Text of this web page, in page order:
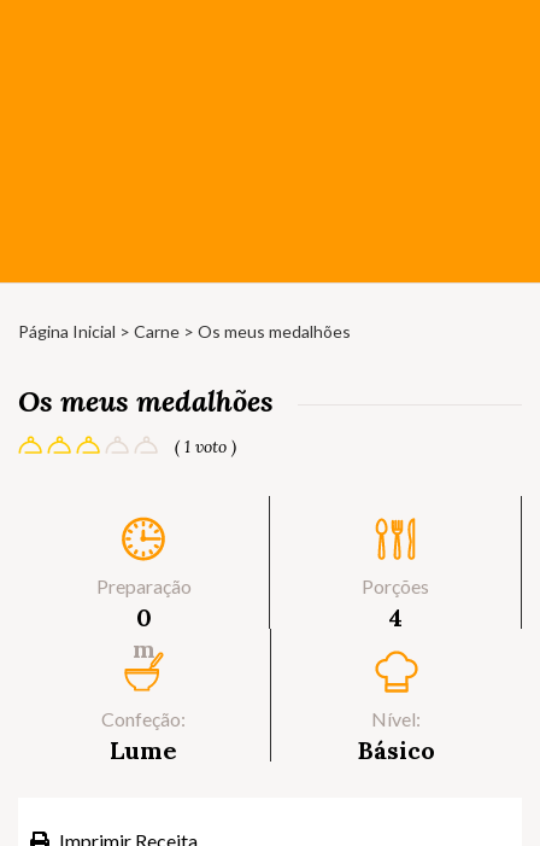
Página Inicial > Carne > Os meus medalhões
Os meus medalhões
( 1 voto )
Preparação
0
m
Porções
4
Confeção:
Lume
Nível:
Básico
Imprimir Receita